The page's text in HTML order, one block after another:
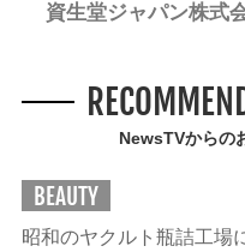
資生堂ジャパン株式
NewsTVからの
BEAUTY
昭和のヤクルト瓶詰工場